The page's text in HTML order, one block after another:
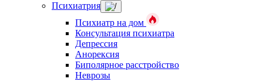
Психиатрия
Психиатр на дом
Консультация психиатра
Депрессия
Анорексия
Биполярное расстройство
Неврозы